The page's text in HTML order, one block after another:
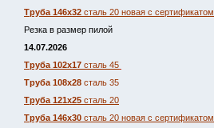
Труба 146х32 сталь 20 новая с сертификатом
Резка в размер пилой
14.07.2026
Труба 102х17 сталь 45
Труба 108х28 сталь 35
Труба 121х25 сталь 20
Труба 146х30 сталь 20 новая с сертификатом